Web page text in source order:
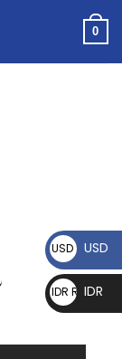
0
USD $ USD
IDR RpIDR